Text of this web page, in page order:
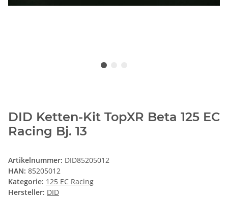
DID Ketten-Kit TopXR Beta 125 EC
Racing Bj. 13
Artikelnummer: DID85205012
HAN: 85205012
Kategorie: 125 EC Racing
Hersteller: DID